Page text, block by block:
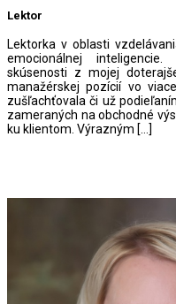
Lektor
Lektorka v oblasti
emocionálnej
skúsenosti z mojej
manažérskej pozícií vo
zušľachťovala či už
zameraných na obchodné
ku klientom. Výrazným […]